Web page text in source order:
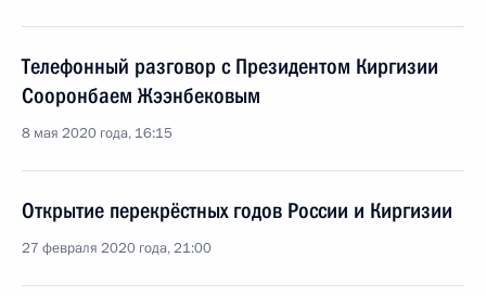
Телефонный разговор с Президентом Киргизии
Сооронбаем Жээнбековым
8 мая 2020 года, 16:15
Открытие перекрёстных годов России и Киргизии
27 февраля 2020 года, 21:00